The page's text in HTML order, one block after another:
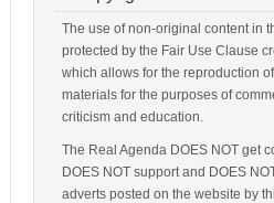
The use of non-original content in
protected by the Fair Use Clause
which allows for the reproduction
materials for the purposes of
criticism and education.
The Real Agenda DOES NOT get
DOES NOT support and DOES
adverts posted on the website by